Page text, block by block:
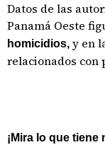
Datos de las
Panamá Oeste
homicidios, y en
relacionados con
¡Mira lo que